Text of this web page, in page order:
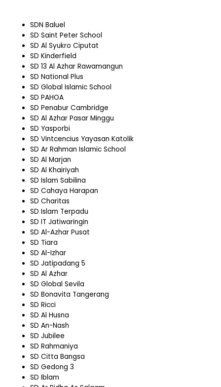
SDN Baluel
SD Saint Peter School
SD Al Syukro Ciputat
SD Kinderfield
SD 13 Al Azhar Rawamangun
SD National Plus
SD Global Islamic School
SD PAHOA
SD Penabur Cambridge
SD Al Azhar Pasar Minggu
SD Yasporbi
SD Vintcencius Yayasan Katolik
SD Ar Rahman Islamic School
SD Al Marjan
SD Al Khairiyah
SD Islam Sabilina
SD Cahaya Harapan
SD Charitas
SD Islam Terpadu
SD IT Jatiwaringin
SD Al-Azhar Pusat
SD Tiara
SD Al-Izhar
SD Jatipadang 5
SD Al Azhar
SD Global Sevila
SD Bonavita Tangerang
SD Ricci
SD Al Husna
SD An-Nash
SD Jubilee
SD Rahmaniya
SD Citta Bangsa
SD Gedong 3
SD Iblam